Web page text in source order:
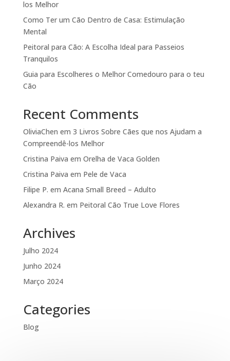
los Melhor
Como Ter um Cão Dentro de Casa: Estimulação
Mental
Peitoral para Cão: A Escolha Ideal para Passeios
Tranquilos
Guia para Escolheres o Melhor Comedouro para o teu
Cão
Recent Comments
OliviaChen em 3 Livros Sobre Cães que nos Ajudam a
Compreendê-los Melhor
Cristina Paiva em Orelha de Vaca Golden
Cristina Paiva em Pele de Vaca
Filipe P. em Acana Small Breed – Adulto
Alexandra R. em Peitoral Cão True Love Flores
Archives
Julho 2024
Junho 2024
Março 2024
Categories
Blog